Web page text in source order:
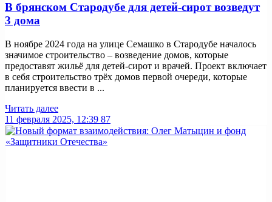
В брянском Стародубе для детей-сирот возведут
3 дома
В ноябре 2024 года на улице Семашко в Стародубе началось
значимое строительство – возведение домов, которые
предоставят жильё для детей-сирот и врачей. Проект включает
в себя строительство трёх домов первой очереди, которые
планируется ввести в ...
Читать далее
11 февраля 2025, 12:39 87